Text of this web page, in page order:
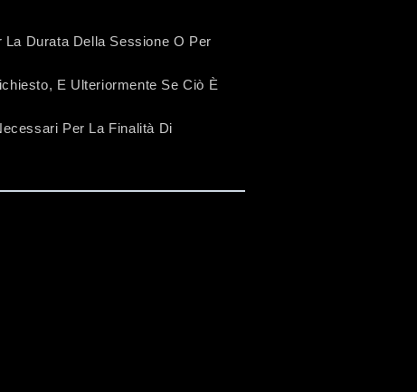
Durata Della Sessione O Per
E Ulteriormente Se Ciò È
Per La Finalità Di